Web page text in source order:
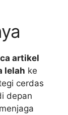
artikel
lelah ke
cerdas
depan